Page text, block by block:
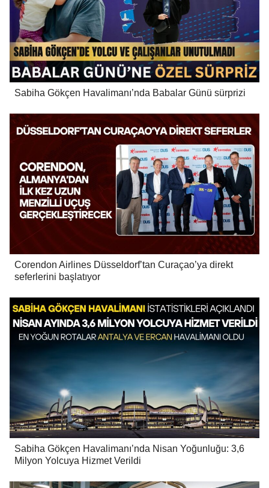
Sabiha Gökçen Havalimanı’nda Babalar Günü sürprizi
Corendon Airlines Düsseldorf’tan Curaçao’ya direkt
seferlerini başlatıyor
Sabiha Gökçen Havalimanı’nda Nisan Yoğunluğu: 3,6
Milyon Yolcuya Hizmet Verildi